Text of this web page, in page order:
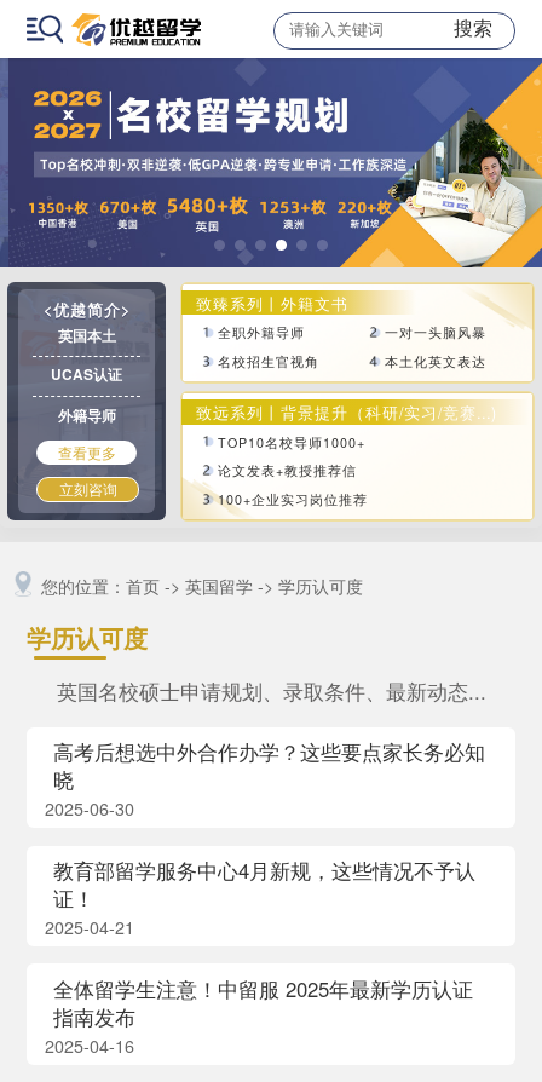
搜索
<优越简介>
英国本土
UCAS认证
外籍导师
查看更多
立刻咨询
致臻系列丨外籍文书
全职外籍导师
一对一头脑风暴
名校招生官视角
本土化英文表达
致远系列丨背景提升（科研/实习/竞赛...)
TOP10名校导师1000+
论文发表+教授推荐信
100+企业实习岗位推荐
您的位置： 首页-> 英国留学-> 学历认可度
学历认可度
英国名校硕士申请规划、录取条件、最新动态...
高考后想选中外合作办学？这些要点家长务必知
晓
2025-06-30
教育部留学服务中心4月新规，这些情况不予认
证！
2025-04-21
全体留学生注意！中留服 2025年最新学历认证
指南发布
2025-04-16